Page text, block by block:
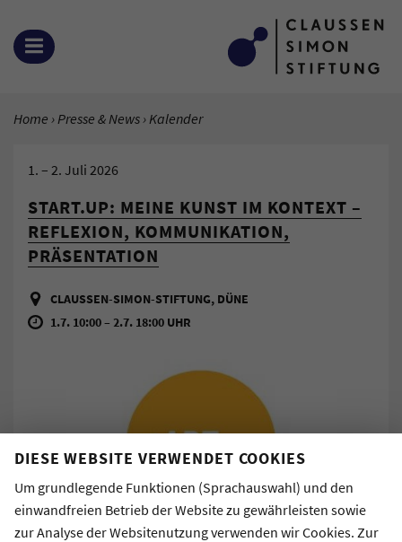
DIESE WEBSITE VERWENDET COOKIES
Um grundlegende Funktionen (Sprachauswahl) und den
einwandfreien Betrieb der Website zu gewährleisten sowie
zur Analyse der Websitenutzung verwenden wir Cookies. Zur
Zum Inhalt springen
MENÜ ÖFFNEN
SIE BEFINDEN SICH HIER:
Home Presse & News Aktuelle Seite:
Kalender
1. – 2. Juli 2026
START.UP: MEINE KUNST IM KONTEXT –
REFLEXION, KOMMUNIKATION,
PRÄSENTATION
CLAUSSEN-SIMON-STIFTUNG, DÜNE
1.7. 10:00 – 2.7. 18:00 UHR